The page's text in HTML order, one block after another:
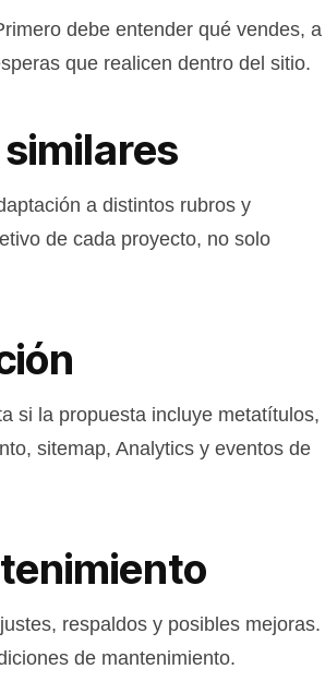
debe entender qué vendes, a
que realicen dentro del sitio.
a distintos rubros y
de cada proyecto, no solo
si la propuesta incluye metatítulos,
sitemap, Analytics y eventos de
respaldos y posibles mejoras.
de mantenimiento.